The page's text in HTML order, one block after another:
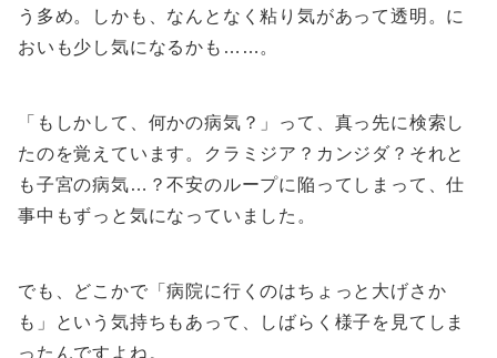
う多め。しかも、なんとなく粘り気があって透明。に
おいも少し気になるかも……。
「もしかして、何かの病気？」って、真っ先に検索し
たのを覚えています。クラミジア？カンジダ？それと
も子宮の病気…？不安のループに陥ってしまって、仕
事中もずっと気になっていました。
でも、どこかで「病院に行くのはちょっと大げさか
も」という気持ちもあって、しばらく様子を見てしま
ったんですよね。